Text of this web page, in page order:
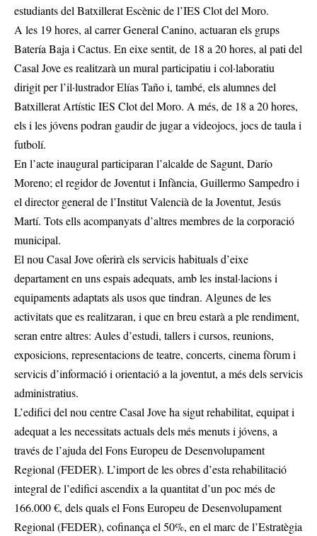
estudiants del Batxillerat Escènic de l’IES Clot del Moro.
A les 19 hores, al carrer General Canino, actuaran els grups
Batería Baja i Cactus. En eixe sentit, de 18 a 20 hores, al pati del
Casal Jove es realitzarà un mural participatiu i col·laboratiu
dirigit per l’il·lustrador Elías Taño i, també, els alumnes del
Batxillerat Artístic IES Clot del Moro. A més, de 18 a 20 hores,
els i les jóvens podran gaudir de jugar a videojocs, jocs de taula i
futbolí.
En l’acte inaugural participaran l’alcalde de Sagunt, Darío
Moreno; el regidor de Joventut i Infància, Guillermo Sampedro i
el director general de l’Institut Valencià de la Joventut, Jesús
Martí. Tots ells acompanyats d’altres membres de la corporació
municipal.
El nou Casal Jove oferirà els servicis habituals d’eixe
departament en uns espais adequats, amb les instal·lacions i
equipaments adaptats als usos que tindran. Algunes de les
activitats que es realitzaran, i que en breu estarà a ple rendiment,
seran entre altres: Aules d’estudi, tallers i cursos, reunions,
exposicions, representacions de teatre, concerts, cinema fòrum i
servicis d’informació i orientació a la joventut, a més dels servicis
administratius.
L’edifici del nou centre Casal Jove ha sigut rehabilitat, equipat i
adequat a les necessitats actuals dels més menuts i jóvens, a
través de l’ajuda del Fons Europeu de Desenvolupament
Regional (FEDER). L’import de les obres d’esta rehabilitació
integral de l’edifici ascendix a la quantitat d’un poc més de
166.000 €, dels quals el Fons Europeu de Desenvolupament
Regional (FEDER), cofinança el 50%, en el marc de l’Estratègia